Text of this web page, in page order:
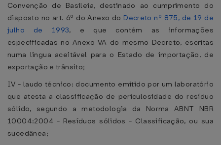
Convenção de Basileia, destinado ao cumprimento do
disposto no art. 6º do Anexo do Decreto nº 875, de 19 de
julho de 1993, e que contém as informações
especificadas no Anexo VA do mesmo Decreto, escritas
numa língua aceitável para o Estado de importação, de
exportação e trânsito;
IV - laudo técnico: documento emitido por um laboratório
que atesta a classificação de periculosidade do resíduo
sólido, segundo a metodologia da Norma ABNT NBR
10004:2004 - Resíduos sólidos - Classificação, ou sua
sucedânea;